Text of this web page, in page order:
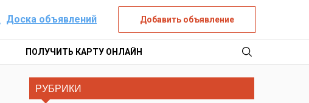
Доска объявлений Добавить объявление
ПОЛУЧИТЬ КАРТУ ОНЛАЙН
РУБРИКИ